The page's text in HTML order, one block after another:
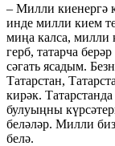
– Милли киенергә
инде милли кием
миңа калса, милли
герб, татарча
сәгать ясадым.
Татарстан,
кирәк.
булуыңны
беләләр. Милли
белә.